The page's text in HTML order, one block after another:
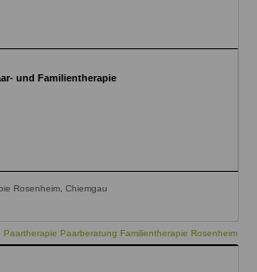
und Familientherapie
Rosenheim, Chiemgau
Paartherapie Paarberatung Familientherapie Rosenheim